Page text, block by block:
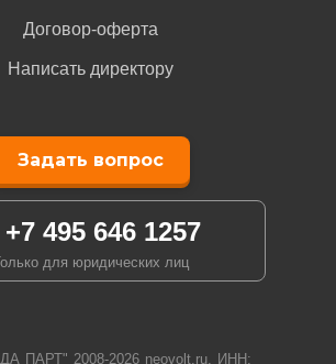
Договор-оферта
Написать директору
Задать вопрос
+7 495 646 1257
для юридических лиц
ПАРТ" 2008-2026neovolt.ru, ИНН: